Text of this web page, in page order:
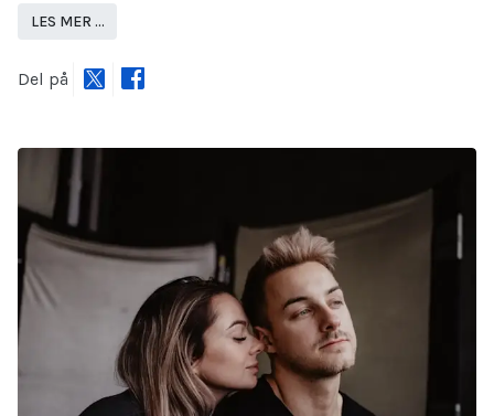
LES MER …
Del på